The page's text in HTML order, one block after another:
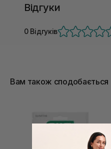
Відгуки
0 Відгуків
Вам також сподобається